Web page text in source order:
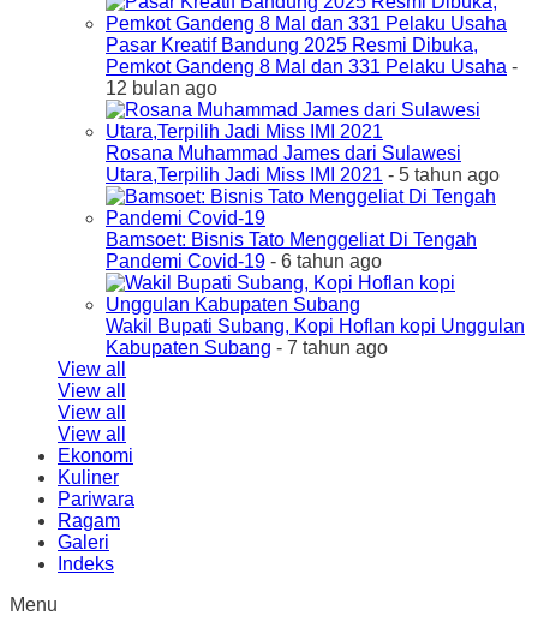
Pasar Kreatif Bandung 2025 Resmi Dibuka,
Pemkot Gandeng 8 Mal dan 331 Pelaku Usaha -
12 bulan ago
Rosana Muhammad James dari Sulawesi
Utara,Terpilih Jadi Miss IMI 2021 - 5 tahun ago
Bamsoet: Bisnis Tato Menggeliat Di Tengah
Pandemi Covid-19 - 6 tahun ago
Wakil Bupati Subang, Kopi Hoflan kopi Unggulan
Kabupaten Subang - 7 tahun ago
View all
View all
View all
View all
Ekonomi
Kuliner
Pariwara
Ragam
Galeri
Indeks
Menu